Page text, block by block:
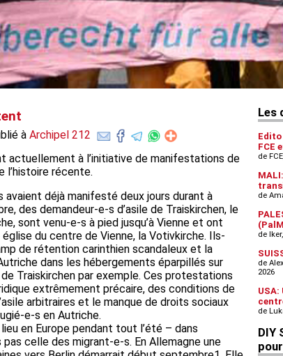
à Archipel 212
actuellement à l’initiative de manifestations de
l’histoire récente.
déjà manifesté deux jours durant à
des demandeur-e-s d’asile de Traiskirchen, le
sont venu-e-s à pied jusqu’à Vienne et ont
du centre de Vienne, la Votivkirche. Ils-
de rétention carinthien scandaleux et la
dans les hébergements éparpillés sur
Traiskirchen par exemple. Ces protestations
extrêmement précaire, des conditions de
arbitraires et le manque de droits sociaux
e-s en Autriche.
en Europe pendant tout l’été – dans
celle des migrant-e-s. En Allemagne une